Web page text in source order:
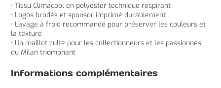
• Tissu Climacool en polyester technique respirant
• Logos brodés et sponsor imprimé durablement
• Lavage à froid recommandé pour préserver les couleurs et
la texture
• Un maillot culte pour les collectionneurs et les passionnés
du Milan triomphant
Informations complémentaires